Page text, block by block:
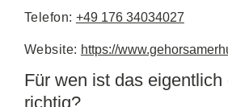
Telefon: +49 176 34034027
Website: https://
Für wen ist das eigentlich
richtig?